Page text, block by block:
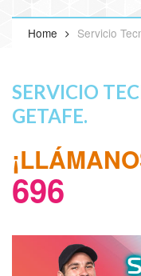
Home Servicio
SERVICIO
GETAFE.
696